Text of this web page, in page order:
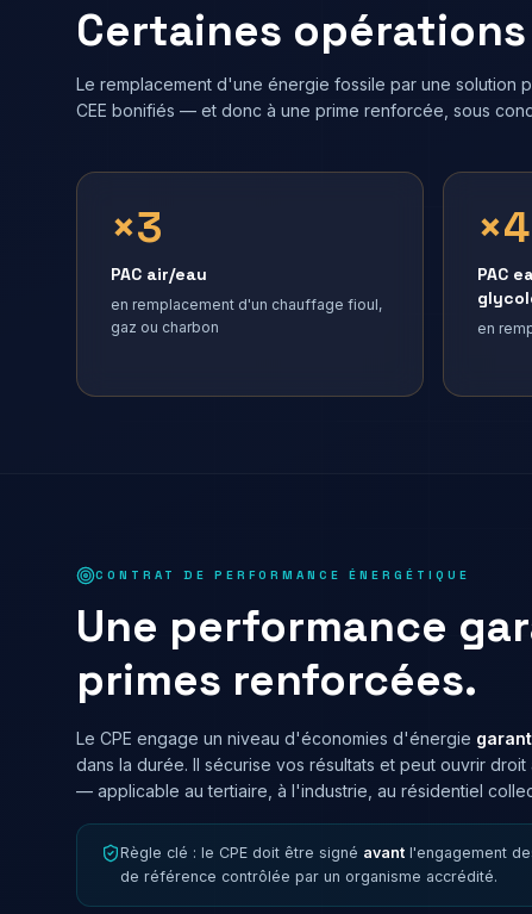
Certaines
Le remplacement d'une énergie fossile par une solution
CEE bonifiés — et donc à une prime renforcée, sous
×3
PAC air/eau
en remplacement d'un chauffage fioul,
gaz ou charbon
×4
PAC
en
CONTRAT DE PERFORMANCE ÉNERGÉTIQUE
Une performance
primes renforcées.
Le CPE engage un niveau d'économies d'énergie
dans la durée. Il sécurise vos résultats et peut ouvrir droit
— applicable au tertiaire, à l'industrie, au résidentiel
Règle clé : le CPE doit être signé avant l'engagement
de référence contrôlée par un organisme accrédité.